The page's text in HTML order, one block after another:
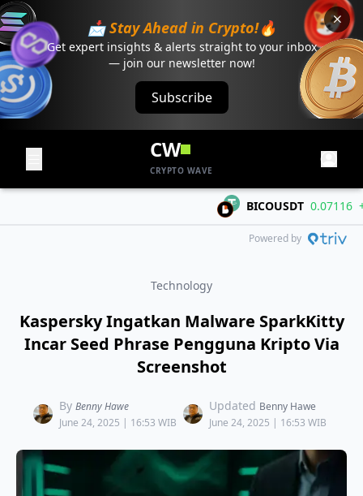
📩 Stay Ahead in Crypto!🔥
Get expert insights & alerts straight to your inbox
— join our newsletter now!
Subscribe
CW
CRYPTO WAVE
BICOUSDT 0.07116
Powered by
Technology
Kaspersky Ingatkan Malware SparkKitty
Incar Seed Phrase Pengguna Kripto Via
Screenshot
By Benny Hawe
June 24, 2025 | 16:53 WIB
Updated Benny Hawe
June 24, 2025 | 16:53 WIB